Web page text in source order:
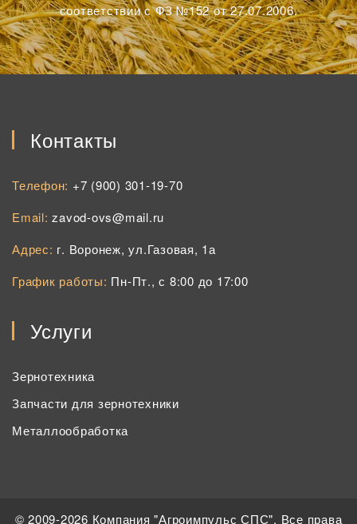
соответствии с ФЗ №152 от 27.07.2006.
Контакты
Телефон: +7 (900) 301-19-70
Email:zavod-ovs@mail.ru
Адрес: г. Воронеж, ул.Газовая, 1а
График работы: Пн-Пт., с 8:00 до 17:00
Услуги
Зернотехника
Запчасти для зернотехники
Металлообработка
© 2009-2026 Компания "Агроимпульс СПС". Все права